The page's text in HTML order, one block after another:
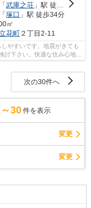
「武庫之荘 」駅 徒歩21分
「塚口 」駅 徒歩34分
㎡
立花町２丁目2-11
やすいです。地震がきても
討下さい。快適な住み心地
済面的...
次の30件へ
30 件を表示
変更
変更